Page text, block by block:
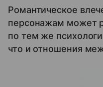
Романтическое
персонажам может
по тем же
что и отношения